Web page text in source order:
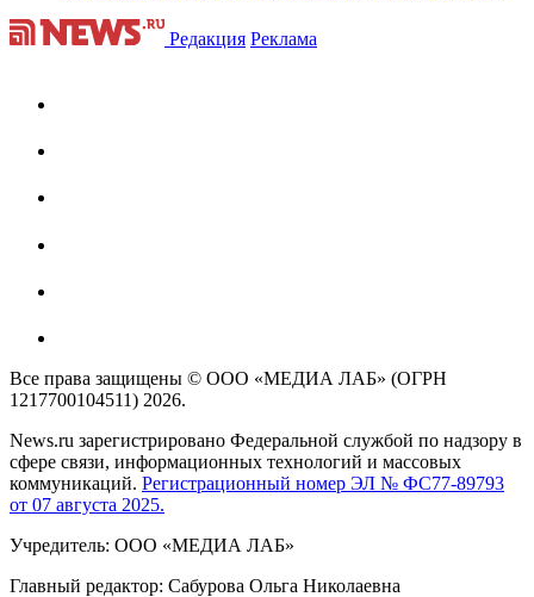
Редакция Реклама
Все права защищены © ООО «МЕДИА ЛАБ» (ОГРН
1217700104511) 2026.
News.ru зарегистрировано Федеральной службой по надзору в
сфере связи, информационных технологий и массовых
коммуникаций. Регистрационный номер ЭЛ № ФС77-89793
от 07 августа 2025.
Учредитель: ООО «МЕДИА ЛАБ»
Главный редактор: Сабурова Ольга Николаевна